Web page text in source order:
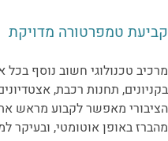
קביעת טמפרטורה מדויקת
מרכיב טכנולוגי חשוב נוסף
בקניונים, תחנות רכבת,
הציבורי מאפשר לקבוע מראש
מהברז באופן אוטומטי, ובעיקר